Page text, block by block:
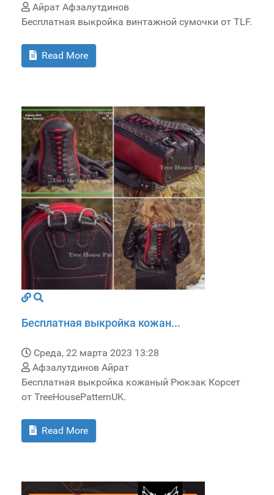
Айрат Афзалутдинов
Бесплатная выкройка винтажной сумочки от TLF.
Read More
Бесплатная выкройка кожан...
Среда, 22 марта 2023 13:28
Афзалутдинов Айрат
Бесплатная выкройка кожаный Рюкзак Корсет
от TreeHousePatternUK.
Read More